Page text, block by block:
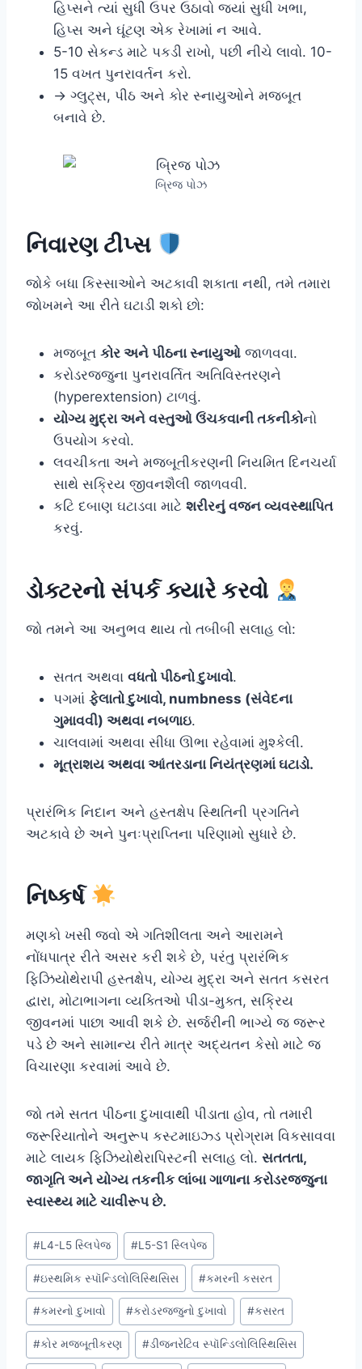
હિપ્સને ત્યાં સુધી ઉપર ઉઠાવો જ્યાં સુધી ખભા,
હિપ્સ અને ઘૂંટણ એક રેખામાં ન આવે.
5-10 સેકન્ડ માટે પકડી રાખો, પછી નીચે લાવો. 10-
15 વખત પુનરાવર્તન કરો.
→ ગ્લુટ્સ, પીઠ અને કોર સ્નાયુઓને મજબૂત
બનાવે છે.
બ્રિજ પોઝ
નિવારણ ટીપ્સ
જોકે બધા કિસ્સાઓને અટકાવી શકાતા નથી, તમે તમારા
જોખમને આ રીતે ઘટાડી શકો છો:
મજબૂત કોર અને પીઠના સ્નાયુઓ જાળવવા.
કરોડરજ્જુના પુનરાવર્તિત અતિવિસ્તરણને
(hyperextension) ટાળવું.
યોગ્ય મુદ્રા અને વસ્તુઓ ઉંચકવાની તકનીકોનો
ઉપયોગ કરવો.
લવચીકતા અને મજબૂતીકરણની નિયમિત દિનચર્યા
સાથે સક્રિય જીવનશૈલી જાળવવી.
કટિ દબાણ ઘટાડવા માટે શરીરનું વજન વ્યવસ્થાપિત
કરવું.
ડોક્ટરનો સંપર્ક ક્યારે કરવો
જો તમને આ અનુભવ થાય તો તબીબી સલાહ લો:
સતત અથવા વધતો પીઠનો દુખાવો.
પગમાં ફેલાતો દુખાવો, numbness (સંવેદના
ગુમાવવી) અથવા નબળાઇ.
ચાલવામાં અથવા સીધા ઊભા રહેવામાં મુશ્કેલી.
મૂત્રાશય અથવા આંતરડાના નિયંત્રણમાં ઘટાડો.
પ્રારંભિક નિદાન અને હસ્તક્ષેપ સ્થિતિની પ્રગતિને
અટકાવે છે અને પુનઃપ્રાપ્તિના પરિણામો સુધારે છે.
નિષ્કર્ષ
મણકો ખસી જવો એ ગતિશીલતા અને આરામને
નોંધપાત્ર રીતે અસર કરી શકે છે, પરંતુ પ્રારંભિક
ફિઝિયોથેરાપી હસ્તક્ષેપ, યોગ્ય મુદ્રા અને સતત કસરત
દ્વારા, મોટાભાગના વ્યક્તિઓ પીડા-મુક્ત, સક્રિય
જીવનમાં પાછા આવી શકે છે. સર્જરીની ભાગ્યે જ જરૂર
પડે છે અને સામાન્ય રીતે માત્ર અદ્યતન કેસો માટે જ
વિચારણા કરવામાં આવે છે.
જો તમે સતત પીઠના દુખાવાથી પીડાતા હોવ, તો તમારી
જરૂરિયાતોને અનુરૂપ કસ્ટમાઇઝ્ડ પ્રોગ્રામ વિકસાવવા
માટે લાયક ફિઝિયોથેરાપિસ્ટની સલાહ લો. સતતતા,
જાગૃતિ અને યોગ્ય તકનીક લાંબા ગાળાના કરોડરજ્જુના
સ્વાસ્થ્ય માટે ચાવીરૂપ છે.
Post
Tags:
#L4-L5 સ્લિપેજ #L5-S1 સ્લિપેજ
#ઇસ્થમિક સ્પૉન્ડિલોલિસ્થિસિસ #કમરની કસરત
#કમરનો દુખાવો #કરોડરજ્જુનો દુખાવો #કસરત
#કોર મજબૂતીકરણ #ડીજનરેટિવ સ્પૉન્ડિલોલિસ્થિસિસ